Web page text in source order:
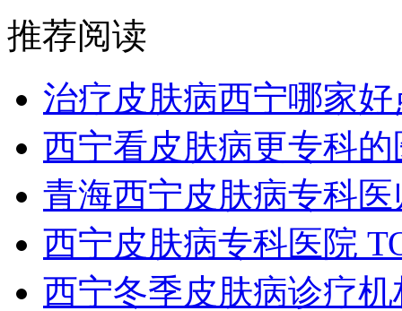
推荐阅读
治疗皮肤病西宁哪家好
西宁看皮肤病更专科的
青海西宁皮肤病专科
西宁皮肤病专科医院
西宁冬季皮肤病诊疗